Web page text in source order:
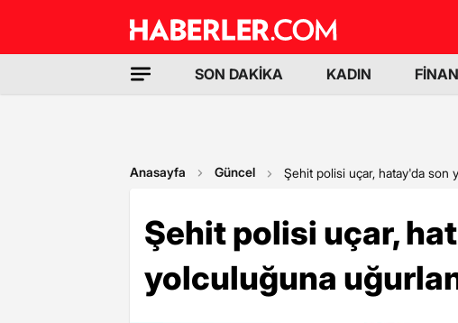
SON DAKİKA KADIN
Anasayfa Güncel Şehit polisi uçar, hatay'da son
Şehit polisi uçar,
yolculuğuna